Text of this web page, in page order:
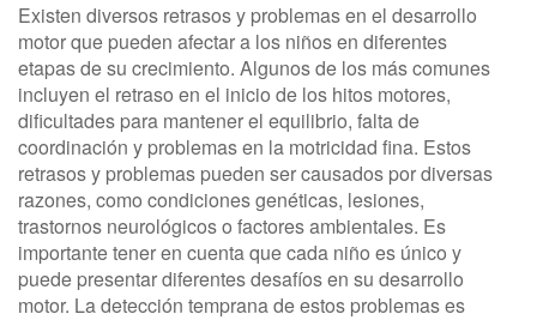
Existen diversos retrasos y problemas en el desarrollo
motor que pueden afectar a los niños en diferentes
etapas de su crecimiento. Algunos de los más comunes
incluyen el retraso en el inicio de los hitos motores,
dificultades para mantener el equilibrio, falta de
coordinación y problemas en la motricidad fina. Estos
retrasos y problemas pueden ser causados por diversas
razones, como condiciones genéticas, lesiones,
trastornos neurológicos o factores ambientales. Es
importante tener en cuenta que cada niño es único y
puede presentar diferentes desafíos en su desarrollo
motor. La detección temprana de estos problemas es